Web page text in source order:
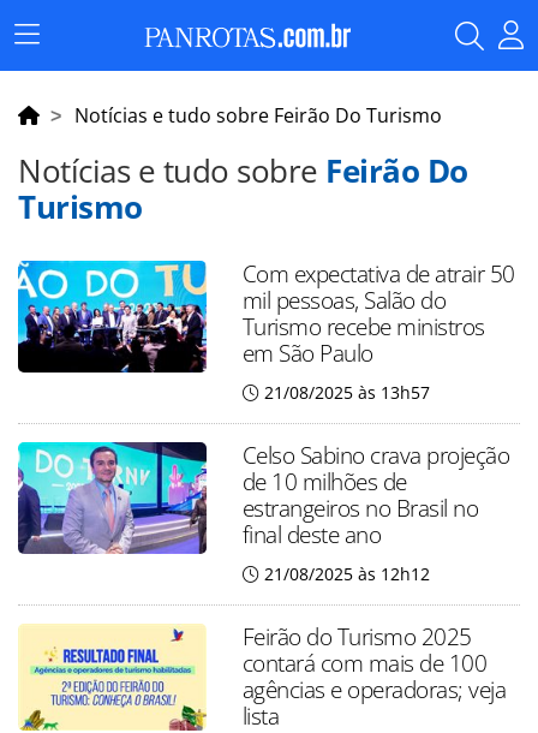
Menu
Principal
Notícias e tudo sobre Feirão Do Turismo
Notícias e tudo sobre Feirão Do
Turismo
Com expectativa de atrair 50
mil pessoas, Salão do
Turismo recebe ministros
em São Paulo
21/08/2025 às 13h57
Celso Sabino crava projeção
de 10 milhões de
estrangeiros no Brasil no
final deste ano
21/08/2025 às 12h12
Feirão do Turismo 2025
contará com mais de 100
agências e operadoras; veja
lista